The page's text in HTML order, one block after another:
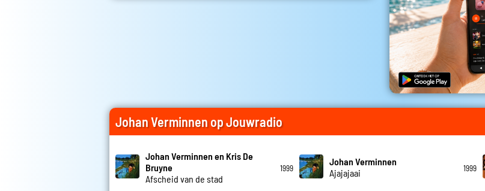
Johan Verminnen op Jouwradio
Johan Verminnen en Kris De
Bruyne
Afscheid van de stad
1999
Johan Verminnen
Ajajajaai
1999